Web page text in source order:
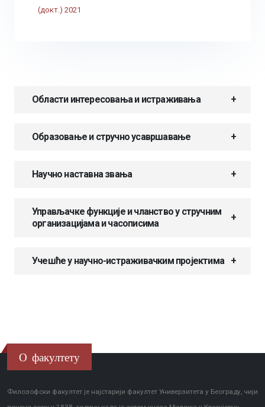
(докт.) 2021
Области интересовања и истраживања
Образовање и стручно усавршавање
Научно наставна звања
Управљачке функције и чланство у стручним
организацијама и часописима
Учешће у научно-истраживачким пројектима
О факултету
Филозофски факултет је најстарији факултет Универзитета у Београду, чији